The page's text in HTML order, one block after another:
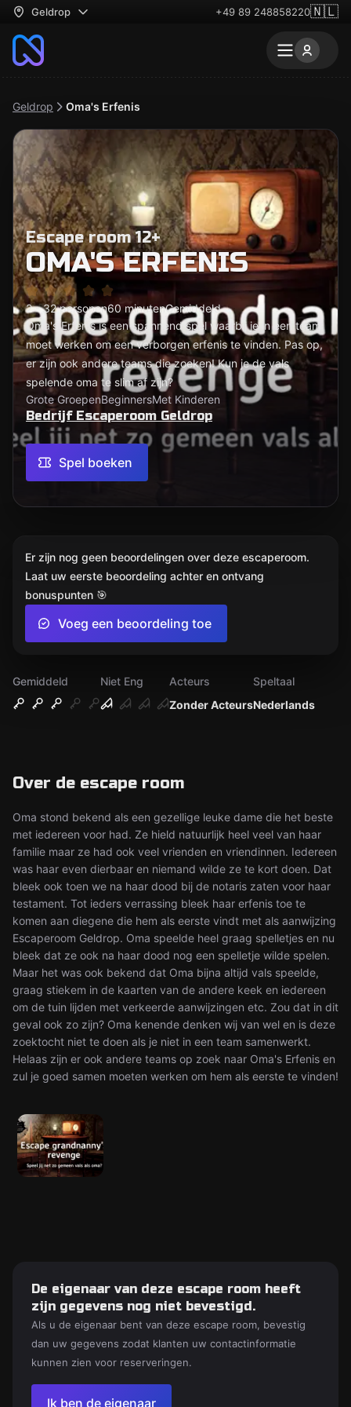
Geldrop +49 89 248858220🇳🇱
Geldrop Oma's Erfenis
Escape room 12+
OMA'S ERFENIS
2 - 32 personen60 minutenGemiddeld
Oma's Erfenis is een spannend spel waarbij je in een team
moet werken om een verborgen erfenis te vinden. Pas op,
er zijn ook andere teams die zoeken! Kun je de vals
spelende oma te slim af zijn?
Grote GroepenBeginnersMet Kinderen
Bedrijf Escaperoom Geldrop
Spel boeken
Gemiddeld
Niet Eng
Zonder Acteurs
Acteurs
Nederlands
Speltaal
Over de escape room
Oma stond bekend als een gezellige leuke dame die het beste
met iedereen voor had. Ze hield natuurlijk heel veel van haar
familie maar ze had ook veel vrienden en vriendinnen. Iedereen
was haar even dierbaar en niemand wilde ze te kort doen. Dat
bleek ook toen we na haar dood bij de notaris zaten voor haar
testament. Tot ieders verrassing bleek haar erfenis toe te
komen aan diegene die hem als eerste vindt met als aanwijzing
Escaperoom Geldrop. Oma speelde heel graag spelletjes en nu
bleek dat ze ook na haar dood nog een spelletje wilde spelen.
Maar het was ook bekend dat Oma bijna altijd vals speelde,
graag stiekem in de kaarten van de andere keek en iedereen
om de tuin lijden met verkeerde aanwijzingen etc. Zou dat in dit
geval ook zo zijn? Oma kenende denken wij van wel en is deze
zoektocht niet te doen als je niet in een team samenwerkt.
Helaas zijn er ook andere teams op zoek naar Oma's Erfenis en
zul je goed samen moeten werken om hem als eerste te vinden!
Er zijn nog geen beoordelingen over deze escaperoom.
Laat uw eerste beoordeling achter en ontvang
bonuspunten 🎯
Voeg een beoordeling toe
De eigenaar van deze escape room heeft
zijn gegevens nog niet bevestigd.
Als u de eigenaar bent van deze escape room, bevestig
dan uw gegevens zodat klanten uw contactinformatie
kunnen zien voor reserveringen.
Ik ben de eigenaar